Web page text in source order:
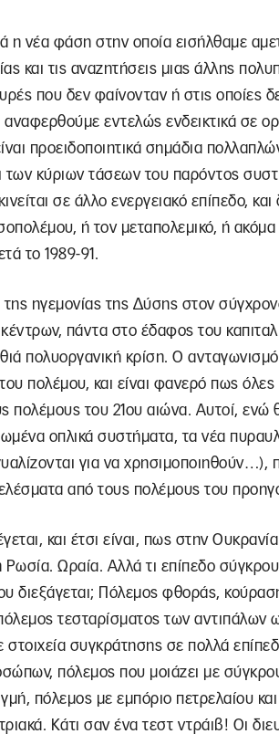
η νέα φάση στην οποία εισήλθαμε
και τις αναζητήσεις μιας άλλης
που δεν φαίνονταν ή στις οποίες
εντελώς ενδεικτικά σε
προειδοποιητικά σημάδια
των κύριων τάσεων του παρόντος
σε άλλο ενεργειακό επίπεδο,
ή τον μεταπολεμικό, ή
το 1989-91.
της ηγεμονίας της Δύσης στον
πάντα στο έδαφος του
πολυοργανική κρίση. Ο
πολέμου, και είναι φανερό πως όλες
πολέμους του 21ου αιώνα. Αυτοί, ενώ
οπλικά συστήματα, τα νέα
για να χρησιμοποιηθούν…),
από τους πολέμους του
και έτσι είναι, πως στην
Ωραία. Αλλά τι επίπεδο
διεξάγεται; Πόλεμος φθοράς,
τεσταρίσματος των αντιπάλων
στοιχεία συγκράτησης σε πολλά
πόλεμος που μοιάζει με
πόλεμος με εμπόριο πετρελαίου
Κάτι σαν ένα τεστ ντράιβ! Οι